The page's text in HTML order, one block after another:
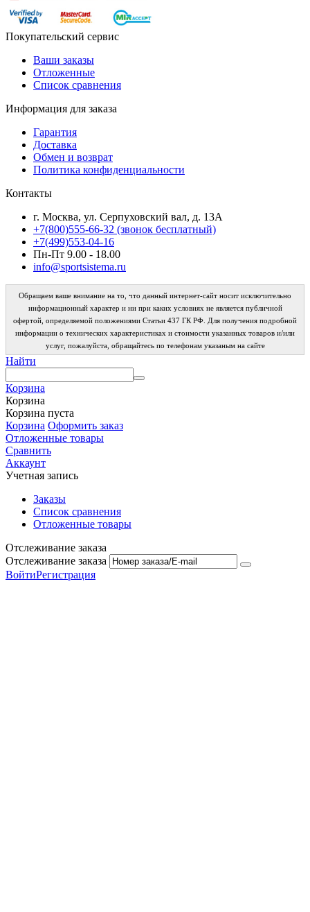
Покупательский сервис
Ваши заказы
Отложенные
Список сравнения
Информация для заказа
Гарантия
Доставка
Обмен и возврат
Политика конфиденциальности
Контакты
г. Москва, ул. Серпуховский вал, д. 13А
+7(800)555-66-32 (звонок бесплатный)
+7(499)553-04-16
Пн-Пт 9.00 - 18.00
info@sportsistema.ru
Обращаем ваше внимание на то, что данный интернет-сайт носит исключительно
информационный характер и ни при каких условиях не является публичной
офертой, определяемой положениями Статьи 437 ГК РФ. Для получения подробной
информации о технических характеристиках и стоимости указанных товаров и/или
услуг, пожалуйста, обращайтесь по телефонам указаным на сайте
Найти
Корзина
Корзина
Корзина пуста
Корзина Оформить заказ
Отложенные товары
Сравнить
Аккаунт
Учетная запись
Заказы
Список сравнения
Отложенные товары
Отслеживание заказа
Отслеживание заказа
ВойтиРегистрация